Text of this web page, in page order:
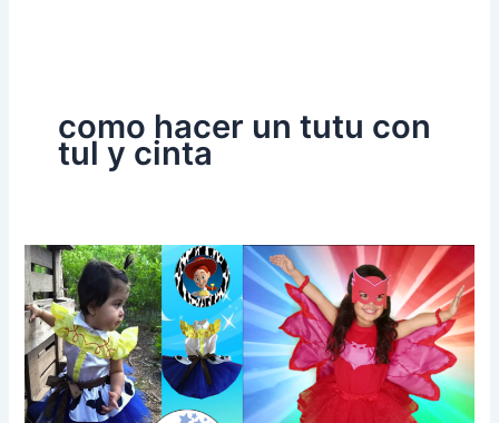
como hacer un tutu con
tul y cinta